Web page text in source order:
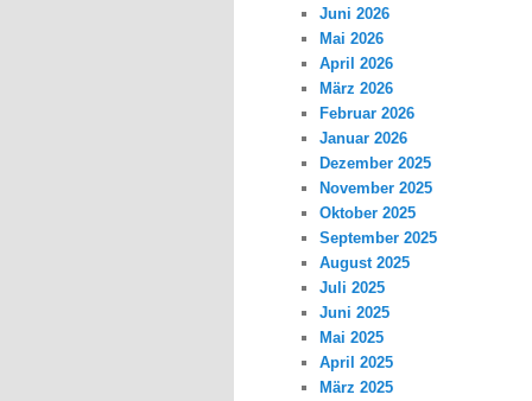
Juni 2026
Mai 2026
April 2026
März 2026
Februar 2026
Januar 2026
Dezember 2025
November 2025
Oktober 2025
September 2025
August 2025
Juli 2025
Juni 2025
Mai 2025
April 2025
März 2025